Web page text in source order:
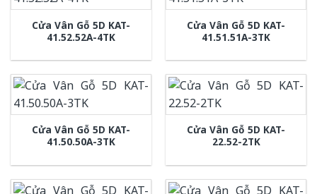
Cửa Vân Gỗ 5D KAT-
41.52.52A-4TK
Cửa Vân Gỗ 5D KAT-
41.51.51A-3TK
Cửa Vân Gỗ 5D KAT-
41.50.50A-3TK
Cửa Vân Gỗ 5D KAT-
22.52-2TK